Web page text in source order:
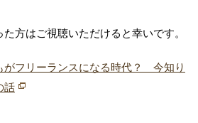
方はご視聴いただけると幸いです。
がフリーランスになる時代？ 今知り
話